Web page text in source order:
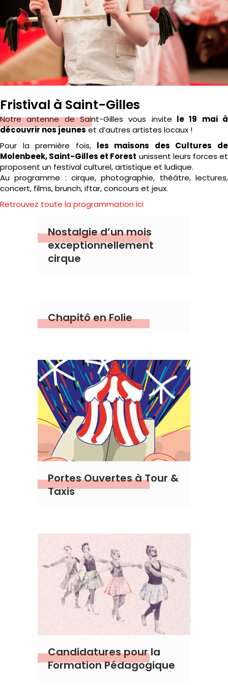
Fristival à Saint-Gilles
Notre antenne de Saint-Gilles vous invite le 19 mai à
découvrir nos jeuneset d’autres artistes locaux !
Pour la première fois,les maisons des Cultures de
Molenbeek, Saint-Gilles et Forest unissent leurs forces et
proposent un festival culturel, artistique et ludique.
Au programme : cirque, photographie, théâtre, lectures,
concert, films, brunch, iftar, concours et jeux.
Retrouvez toute la programmation ici
Nostalgie d’un mois
exceptionnellement
cirque
Chapitô en Folie
Portes Ouvertes à Tour &
Taxis
Candidatures pour la
Formation Pédagogique